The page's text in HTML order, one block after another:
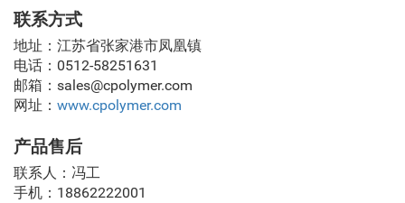
联系方式
地址：江苏省张家港市凤凰镇
电话：0512-58251631
邮箱：sales@cpolymer.com
网址： www.cpolymer.com
产品售后
联系人：冯工
手机：18862222001